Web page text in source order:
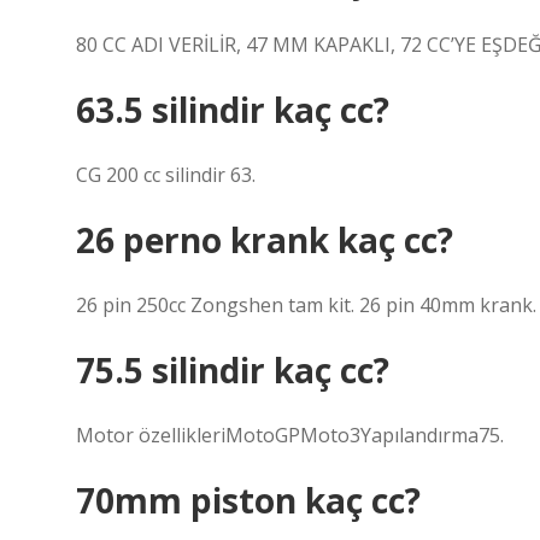
80 CC ADI VERİLİR, 47 MM KAPAKLI, 72 CC’YE
63.5 silindir kaç cc?
CG 200 cc silindir 63.
26 perno krank kaç cc?
26 pin 250cc Zongshen tam kit. 26 pin 40mm krank.
75.5 silindir kaç cc?
Motor özellikleriMotoGPMoto3Yapılandırma75.
70mm piston kaç cc?